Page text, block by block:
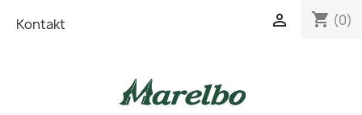
Kontakt shopping_cart (0)
